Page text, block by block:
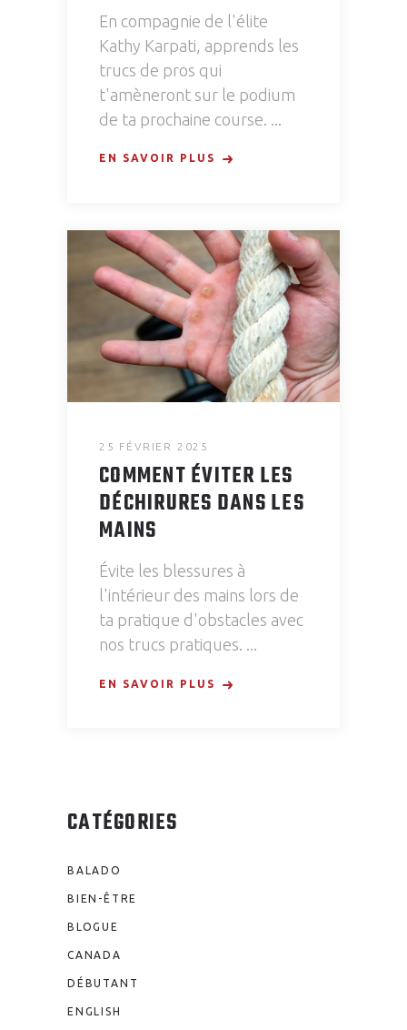
En compagnie de l'élite
Kathy Karpati, apprends les
trucs de pros qui
t'amèneront sur le podium
de ta prochaine course.
EN SAVOIR PLUS
25 FÉVRIER 2025
COMMENT ÉVITER LES
DÉCHIRURES DANS LES
MAINS
Évite les blessures à
l'intérieur des mains lors de
ta pratique d'obstacles avec
nos trucs pratiques.
EN SAVOIR PLUS
CATÉGORIES
BALADO
BIEN-ÊTRE
BLOGUE
CANADA
DÉBUTANT
ENGLISH